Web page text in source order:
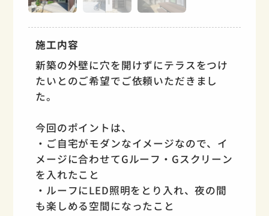
施工内容
新築の外壁に穴を開けずにテラスをつけ
たいとのご希望でご依頼いただきまし
た。
今回のポイントは、
・ご自宅がモダンなイメージなので、イ
メージに合わせてGルーフ・Gスクリーン
を入れたこと
・ルーフにLED照明をとり入れ、夜の間
も楽しめる空間になったこと